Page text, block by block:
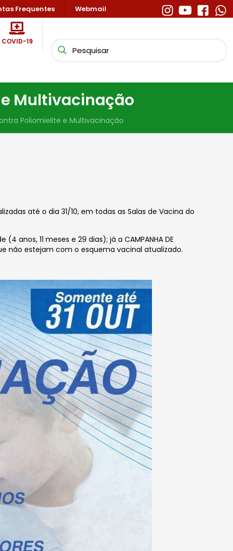
Frequentes Webmail
COVID-19
Multivacinação
Poliomielite e Multivacinação
até o dia 31/10, em todas as Salas de Vacina do
anos, 11 meses e 29 dias); já a CAMPANHA DE
não estejam com o esquema vacinal atualizado.